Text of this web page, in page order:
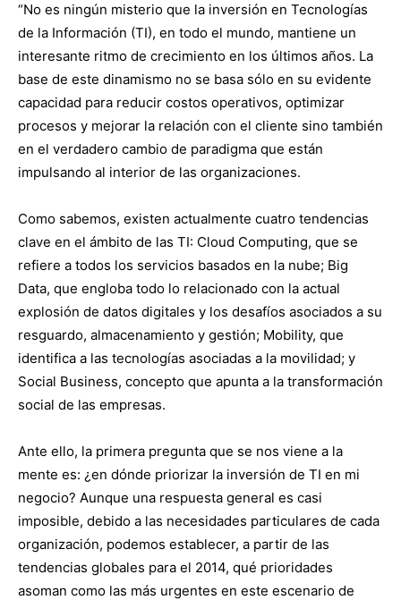
“No es ningún misterio que la inversión en Tecnologías
de la Información (TI), en todo el mundo, mantiene un
interesante ritmo de crecimiento en los últimos años. La
base de este dinamismo no se basa sólo en su evidente
capacidad para reducir costos operativos, optimizar
procesos y mejorar la relación con el cliente sino también
en el verdadero cambio de paradigma que están
impulsando al interior de las organizaciones.
Como sabemos, existen actualmente cuatro tendencias
clave en el ámbito de las TI: Cloud Computing, que se
refiere a todos los servicios basados en la nube; Big
Data, que engloba todo lo relacionado con la actual
explosión de datos digitales y los desafíos asociados a su
resguardo, almacenamiento y gestión; Mobility, que
identifica a las tecnologías asociadas a la movilidad; y
Social Business, concepto que apunta a la transformación
social de las empresas.
Ante ello, la primera pregunta que se nos viene a la
mente es: ¿en dónde priorizar la inversión de TI en mi
negocio? Aunque una respuesta general es casi
imposible, debido a las necesidades particulares de cada
organización, podemos establecer, a partir de las
tendencias globales para el 2014, qué prioridades
asoman como las más urgentes en este escenario de